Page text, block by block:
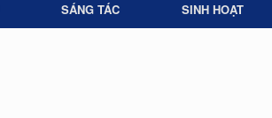
SÁNG TÁC SINH HOẠT